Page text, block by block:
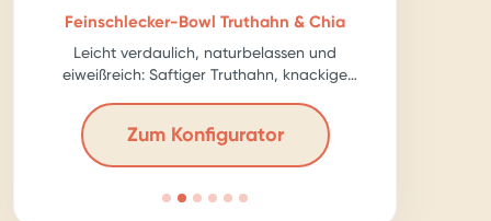
Feinschlecker-Bowl Truthahn & Chia
Leicht verdaulich, naturbelassen und
eiweißreich: Saftiger Truthahn, knackige
Zum Konfigurator